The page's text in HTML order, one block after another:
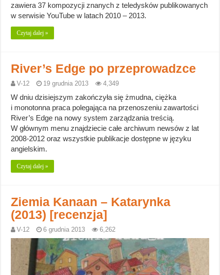
zawiera 37 kompozycji znanych z teledysków publikowanych
w serwisie YouTube w latach 2010 – 2013.
Czytaj dalej »
River’s Edge po przeprowadzce
V-12 19 grudnia 2013 4,349
W dniu dzisiejszym zakończyła się żmudna, ciężka
i monotonna praca polegająca na przenoszeniu zawartości
River’s Edge na nowy system zarządzania treścią.
W głównym menu znajdziecie całe archiwum newsów z lat
2008-2012 oraz wszystkie publikacje dostępne w języku
angielskim.
Czytaj dalej »
Ziemia Kanaan – Katarynka
(2013) [recenzja]
V-12 6 grudnia 2013 6,262